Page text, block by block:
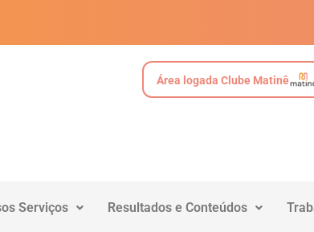
Área logada Clube Matinê
Serviços Resultados e Conteúdos